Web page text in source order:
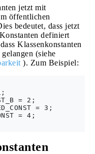
jetzt mit
öffentlichen
bedeutet, dass jetzt
definiert
Klassenkonstanten
(siehe
). Zum Beispiel:
= 2;
= 3;
= 4;